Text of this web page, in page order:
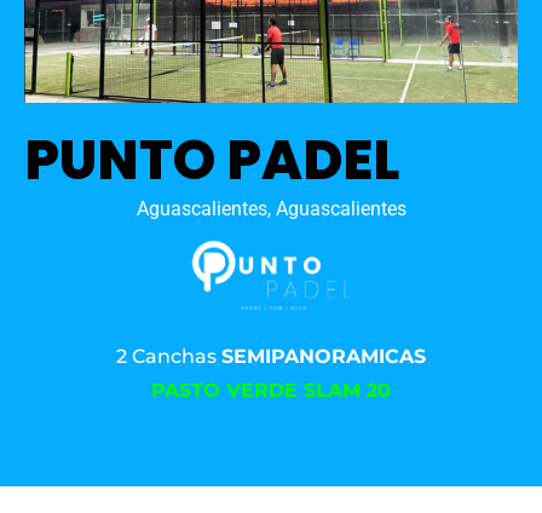
PUNTO PADEL
Aguascalientes, Aguascalientes
2 Canchas SEMIPANORAMICAS
PASTO VERDE SLAM 20